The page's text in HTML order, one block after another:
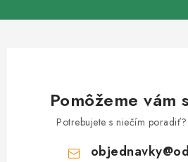
Pomôžeme vám
Potrebujete s niečím
objednavky@